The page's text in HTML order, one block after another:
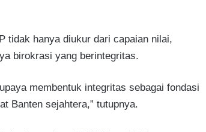
tidak hanya diukur dari capaian nilai,
birokrasi yang berintegritas.
membentuk integritas sebagai fondasi
Banten sejahtera,” tutupnya.